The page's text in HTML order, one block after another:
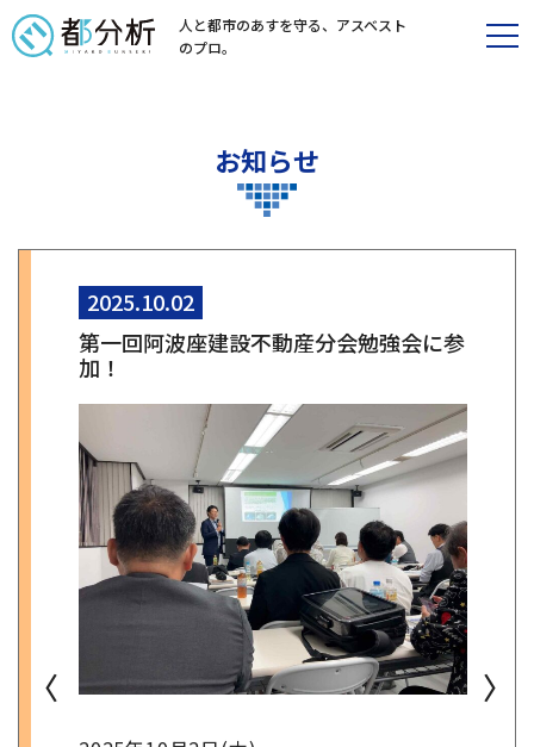
人と都市のあすを守る、 アスベスト
のプロ。
お知らせ
2025.10.02
第一回阿波座建設不動産分会勉強会に参
加！
〈 〉